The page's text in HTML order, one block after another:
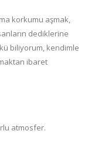
korkumu aşmak,
dediklerine
biliyorum, kendimle
ibaret
atmosfer.